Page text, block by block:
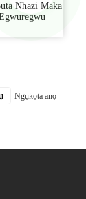
Nhazi Maka
Ngụkọta anọ